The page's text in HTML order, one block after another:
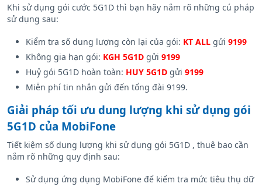
3. Nắm những cú pháp sử dụng gói cước
Khi sử dụng gói cước 5G1D thì bạn hãy nắm rõ những cú pháp
sử dụng sau:
Kiểm tra số dung lượng còn lại của gói:
Không gia hạn gói: KGH 5G1D gửi9199
Huỷ gói 5G1D hoàn toàn:HUY 5G1Dgửi9199
Miễn phí tin nhắn gửi đến tổng đài 9199.
Giải pháp tối ưu dung lượng khi sử dụng gói
5G1D của MobiFone
Tiết kiệm số dung lượng khi sử dụng gói 5G1D , thuê bao cần
nắm rõ những quy định sau: